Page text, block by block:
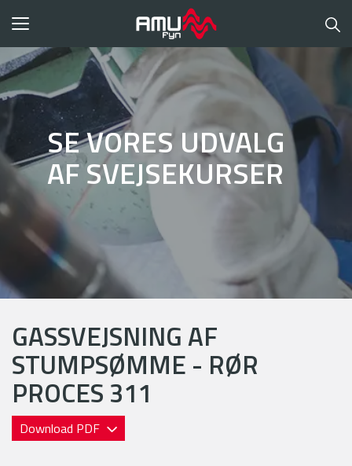
Toggle
SE VORES UDVALG
AF SVEJSEKURSER
GASSVEJSNING AF
STUMPSØMME - RØR
PROCES 311
Download PDF